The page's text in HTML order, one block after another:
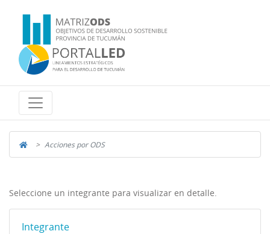
Acciones por ODS
Seleccione un integrante para visualizar en detalle.
Integrante